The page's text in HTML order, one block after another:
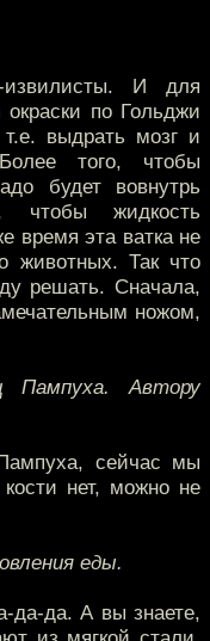
извилисты. И для
по Гольджи
выдрать мозг и
того, чтобы
будет вовнутрь
чтобы жидкость
время эта ватка не
животных. Так что
решать. Сначала,
ножом,
Пампуха. Автору
сейчас мы
нет, можно не
еды.
да-да. А вы знаете,